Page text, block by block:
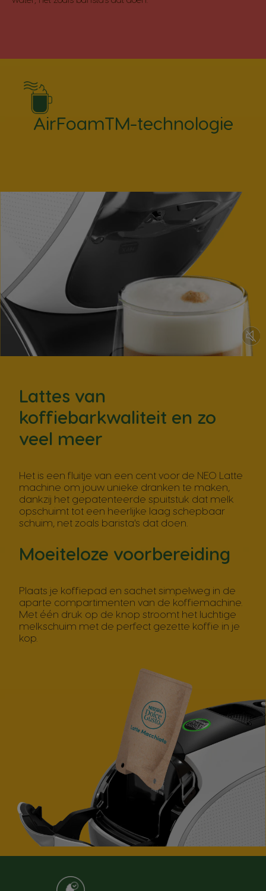
AirFoamTM-technologie
Lattes van
koffiebarkwaliteit en zo
veel meer
Het is een fluitje van een cent voor de NEO Latte
machine om jouw unieke dranken te maken,
dankzij het gepatenteerde spuitstuk dat melk
opschuimt tot een heerlijke laag schepbaar
schuim, net zoals barista's dat doen.
Moeiteloze voorbereiding
Plaats je koffiepad en sachet simpelweg in de
aparte compartimenten van de koffiemachine.
Met één druk op de knop stroomt het luchtige
melkschuim met de perfect gezette koffie in je
kop.